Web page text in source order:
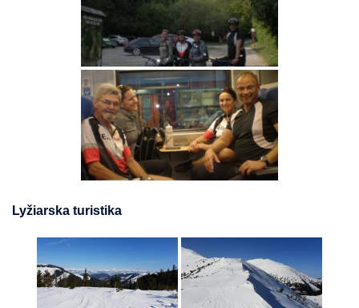
Lyžiarska turistika